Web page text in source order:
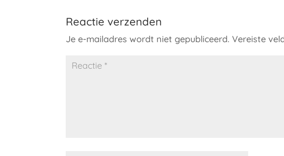
Reactie verzenden
Je e-mailadres wordt niet gepubliceerd. Vereiste